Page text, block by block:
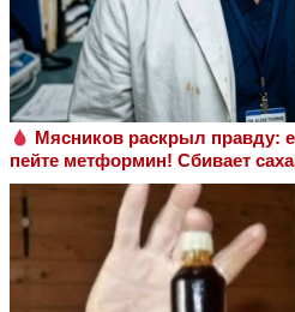
Мясников раскрыл правду:
пейте метформин! Сбивает